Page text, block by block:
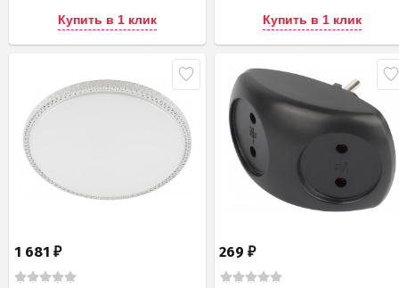
Купить в 1 клик Купить в 1 клик
1 681 ₽ 269₽